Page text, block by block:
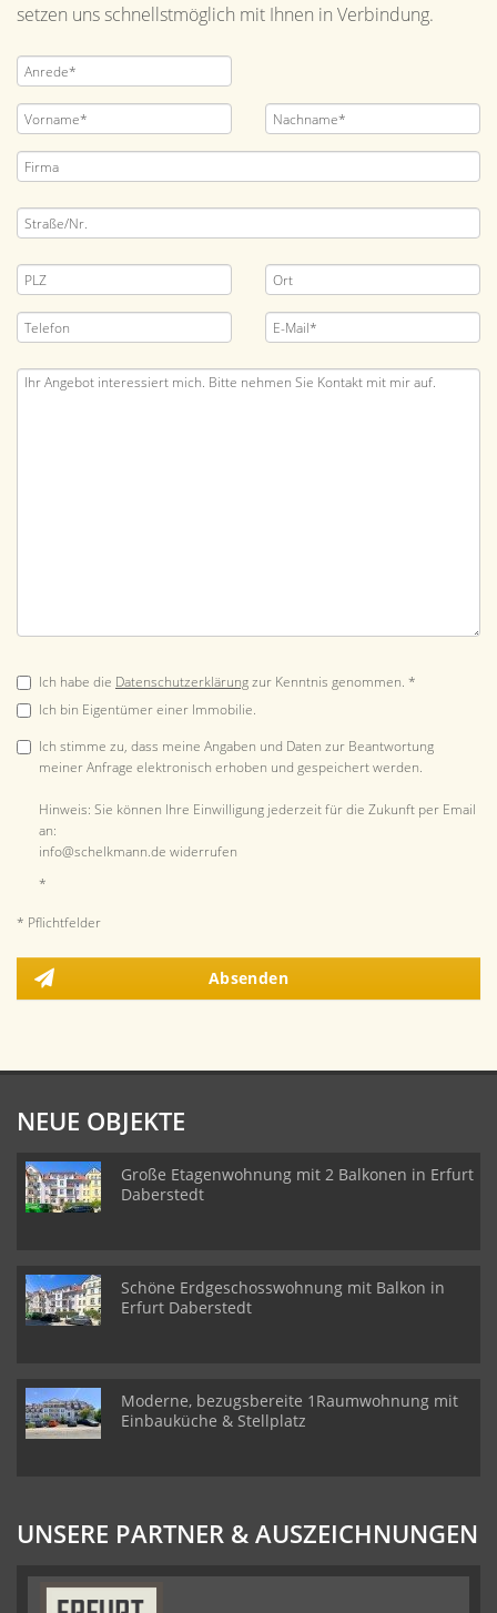
setzen uns schnellstmöglich mit Ihnen in Verbindung.
Ich habe die Datenschutzerklärungzur Kenntnis genommen. *
Ich bin Eigentümer einer Immobilie.
Ich stimme zu, dass meine Angaben und Daten zur Beantwortung
meiner Anfrage elektronisch erhoben und gespeichert werden.
Hinweis: Sie können Ihre Einwilligung jederzeit für die Zukunft per Email
an:
info@schelkmann.de widerrufen
*
* Pflichtfelder
Absenden
NEUE OBJEKTE
Große Etagenwohnung mit 2 Balkonen in Erfurt
Daberstedt
Schöne Erdgeschosswohnung mit Balkon in
Erfurt Daberstedt
Moderne, bezugsbereite 1Raumwohnung mit
Einbauküche & Stellplatz
UNSERE PARTNER & AUSZEICHNUNGEN